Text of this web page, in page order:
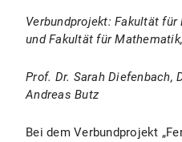
Verbundprojekt: Fakultät
und Fakultät für
Prof. Dr. Sarah Diefenbach,
Andreas Butz
Bei dem Verbundprojekt